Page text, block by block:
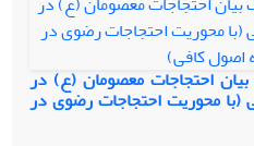
احتجاجات معصومان (ع) در
(با محوریت احتجاجات رضوی در